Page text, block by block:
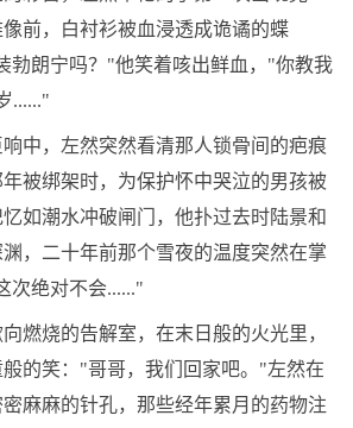
前，白衬衫被血浸透成诡谲的蝶
勃朗宁吗？"他笑着咳出鲜血，"你教我
......"
中，左然突然看清那人锁骨间的疤痕
被绑架时，为保护怀中哭泣的男孩被
如潮水冲破闸门，他扑过去时陆景和
，二十年前那个雪夜的温度突然在掌
次绝对不会......"
燃烧的告解室，在末日般的火光里，
的笑："哥哥，我们回家吧。"左然在
麻麻的针孔，那些经年累月的药物注